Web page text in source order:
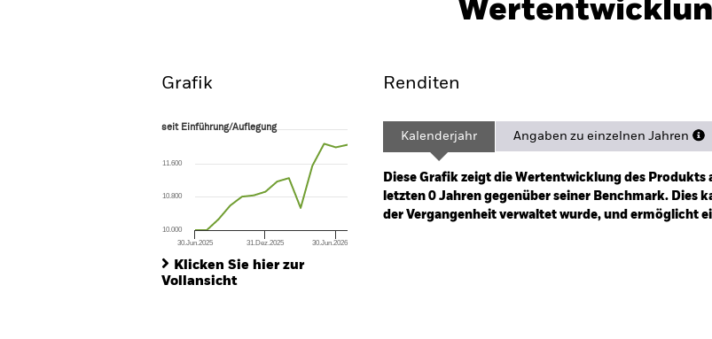
Eckdaten Managers
Grafik
seit Einführung/Auflegung
The chart has 1 X axis displaying Time. Range: 2025-06-30 00:00:00 to 2026-07-31 00:00:00.
The chart has 1 Y axis displaying values. Range: 0 to 24.
seit Einführung/Auflegung
30.Jun.2025 31.Dez.2025 30.Jun.2026
10.000
10.800
11.600
Klicken Sie hier zur
Vollansicht
Renditen
Kalenderjahr Angaben zu einzelnen Jahren
Diese Grafik zeigt die Wertentwicklung des
letzten 0 Jahren gegenüber seiner Benchmark. Dies
der Vergangenheit verwaltet wurde, und ermöglicht